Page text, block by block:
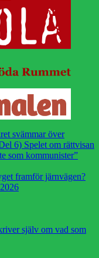
svämmar över
6) Spelet om rättvisan
som kommunister”
framför järnvägen?
själv om vad som